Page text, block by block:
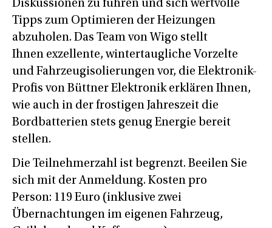
Diskussionen zu führen und sich wertvolle
Tipps zum Optimieren der Heizungen
abzuholen. Das Team von Wigo stellt
Ihnen exzellente, wintertaugliche Vorzelte
und Fahrzeugisolierungen vor, die Elektronik-
Profis von Büttner Elektronik erklären Ihnen,
wie auch in der frostigen Jahreszeit die
Bordbatterien stets genug Energie bereit
stellen.
Die Teilnehmerzahl ist begrenzt. Beeilen Sie
sich mit der Anmeldung. Kosten pro
Person: 119 Euro (inklusive zwei
Übernachtungen im eigenen Fahrzeug,